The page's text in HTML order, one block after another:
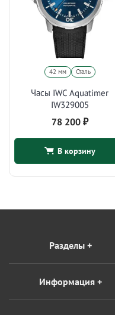
42 мм Сталь
Часы IWC Aquatimer
IW329005
78 200 ₽
В корзину
Разделы +
Информация +